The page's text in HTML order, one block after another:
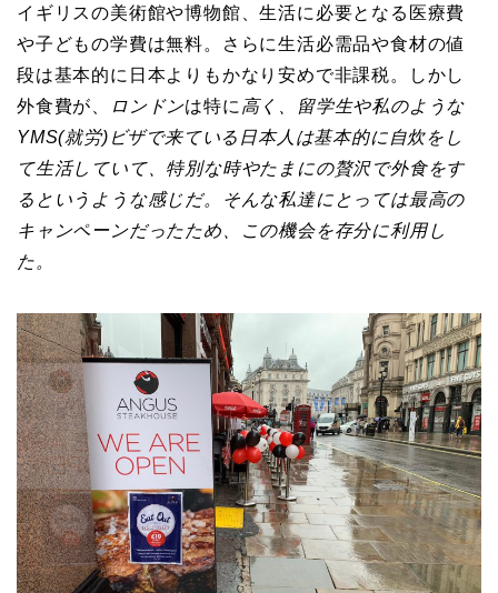
イギリスの美術館や博物館、生活に必要となる医療費
や子どもの学費は無料。さらに生活必需品や食材の値
段は基本的に日本よりもかなり安めで非課税。しかし
外食費が、
ロンドンは特に 高く、留学生や私のような
YMS(就労)ビザで来ている日本人は基本的に自炊をし
て生活していて、特別な時やたまにの贅沢で外食をす
るというような感じだ。そんな私達にとっては最高の
キャンペーンだったため、この機会を存分に利用し
た。